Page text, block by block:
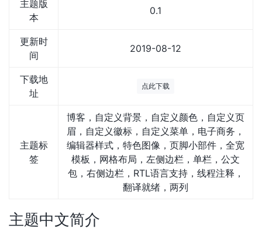
主题版
本
0.1
更新时
间
2019-08-12
下载地
址
点此下载
主题标
签
博客，自定义背景，自定义颜色，自定义页
眉，自定义徽标，自定义菜单，电子商务，
编辑器样式，特色图像，页脚小部件，全宽
模板，网格布局，左侧边栏，单栏，公文
包，右侧边栏，RTL语言支持，线程注释，
翻译就绪，两列
主题中文简介